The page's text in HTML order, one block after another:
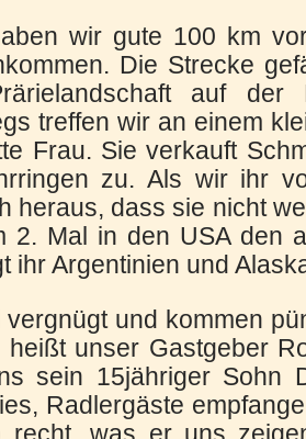
wir gute 100 km
Die Strecke
auf der
treffen wir an einem
Frau. Sie verkauft
zu. Als wir ihr
heraus, dass sie nicht
2. Mal in den USA den
ihr Argentinien und
vergnügt und kommen
heißt unser Gastgeber
sein 15jähriger Sohn
Radlergäste